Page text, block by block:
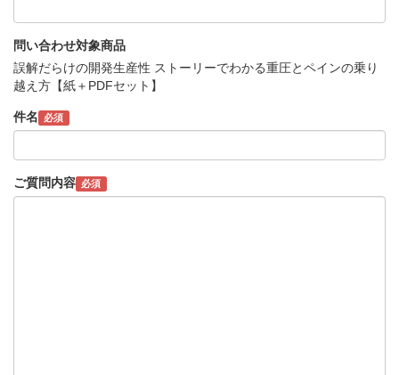
問い合わせ対象商品
誤解だらけの開発生産性 ストーリーでわかる重圧とペインの乗り
越え方【紙＋PDFセット】
件名 必須
ご質問内容 必須